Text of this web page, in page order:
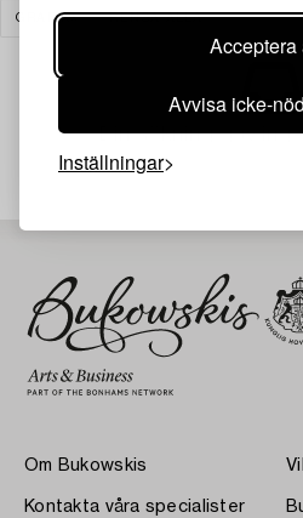
Acceptera
Avvisa icke-
Inställningar
GRAFIK RENSA ALLA
Din sökning gav
Om Bukowskis
Kontakta våra specialister